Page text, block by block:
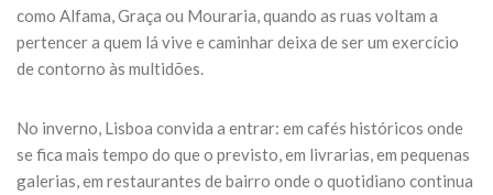
como Alfama, Graça ou Mouraria, quando as ruas voltam a
pertencer a quem lá vive e caminhar deixa de ser um exercício
de contorno às multidões.
No inverno, Lisboa convida a entrar: em cafés históricos onde
se fica mais tempo do que o previsto, em livrarias, em pequenas
galerias, em restaurantes de bairro onde o quotidiano continua